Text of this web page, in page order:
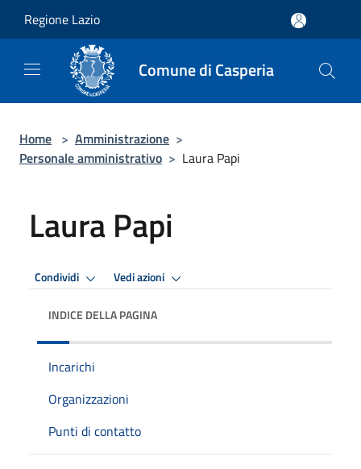
Regione Lazio
Comune di Casperia
Home > Amministrazione >
Personale amministrativo > Laura Papi
Laura Papi
Condividi Vedi azioni
INDICE DELLA PAGINA
Incarichi
Organizzazioni
Punti di contatto